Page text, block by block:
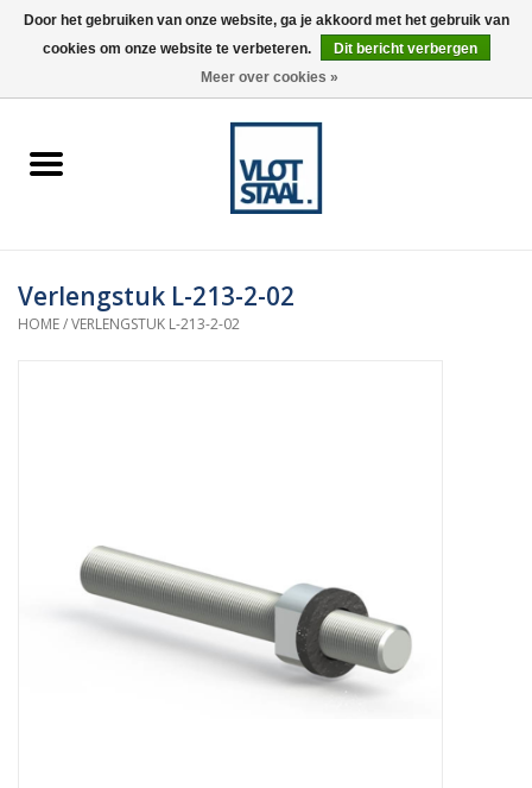
0 Artikelen - €0,00
spanners
Verlengstuk L-213-2-02
HOME/VERLENGSTUK L-213-2-02
Door het gebruiken van onze website, ga je akkoord met het gebruik van
cookies om onze website te verbeteren.
Dit bericht verbergen
Meer over cookies »